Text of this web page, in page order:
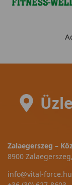
Zalaegerszeg –
8900
info@vital-force.hu